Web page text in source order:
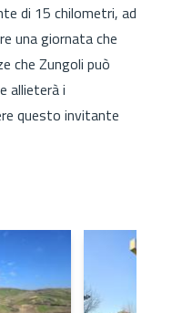
di 15 chilometri, ad
una giornata che
che Zungoli può
allieterà i
questo invitante